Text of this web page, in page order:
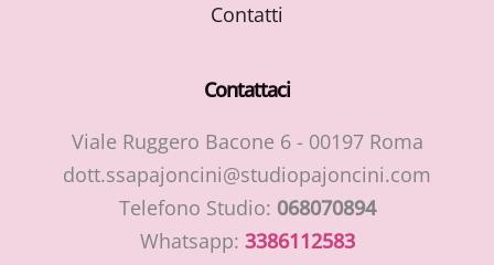
Contatti
Contattaci
Viale Ruggero Bacone 6 - 00197 Roma
dott.ssapajoncini@studiopajoncini.com
Telefono Studio: 068070894
Whatsapp: 3386112583